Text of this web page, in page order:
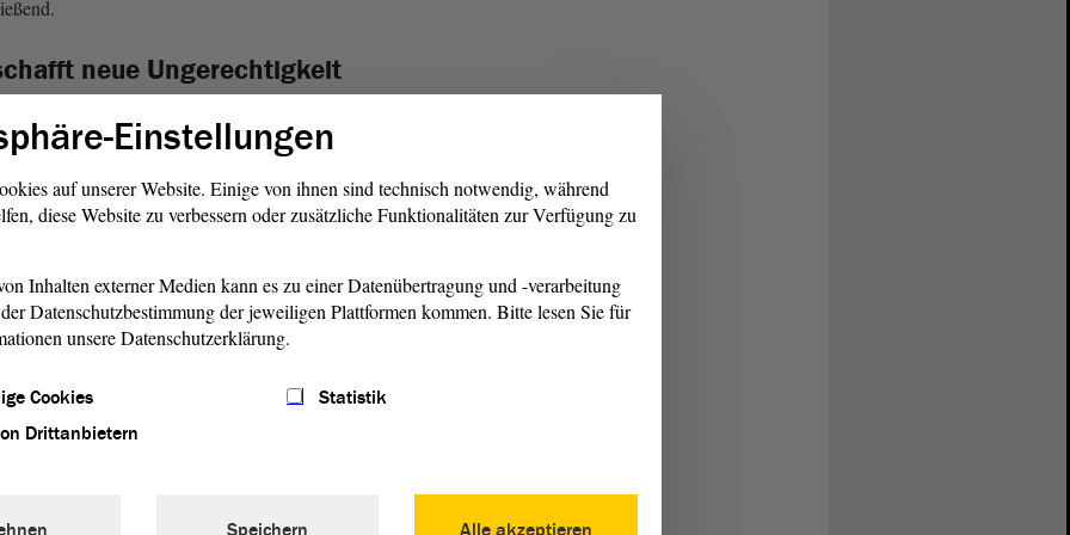
neue Ungerechtigkeit
will, muss Investitionen ermöglichen“, so
„durch verlässliche Rahmenbedingungen für […] Anbieter
im sozialen Wohnungsbau“. Ein generelles Verbot von
und neue Ungerechtigkeiten schaffen. Gegen
der richtige Weg, diese würde bereits stattfinden.
oder staatlich festgelegte Energiepreise würden massiv
und zum Rückgang von Neubeuten, also zur
führen.
unnötig
vorbei, soTobias Rausch (AfD)
Doch im Land gebe es etwa 20 Prozent
in Sachsen-Anhalt muss niemand auf der Straße leben.
nehmen will, dem wird geholfen.“ Eine
Einstellungen
auf unserer Website. Einige von ihnen sind technisch notwendig, während
diese Website zu verbessern oder zusätzliche Funktionalitäten zur Verfügung zu
Inhalten externer Medien kann es zu einer Datenübertragung und -verarbeitung
Datenschutzbestimmung der jeweiligen Plattformen kommen. Bitte lesen Sie für
unsere Datenschutzerklärung.
Cookies
Statistik
Drittanbietern
Alle akzeptieren
Speichern